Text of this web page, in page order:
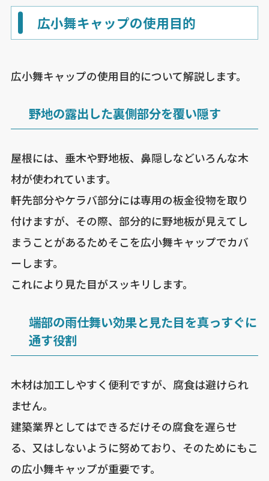
広小舞キャップの使用目的
広小舞キャップの使用目的について解説します。
野地の露出した裏側部分を覆い隠す
屋根には、垂木や野地板、鼻隠しなどいろんな木
材が使われています。
軒先部分やケラバ部分には専用の板金役物を取り
付けますが、その際、部分的に野地板が見えてし
まうことがあるためそこを広小舞キャップでカバ
ーします。
これにより見た目がスッキリします。
端部の雨仕舞い効果と見た目を真っすぐに
通す役割
木材は加工しやすく便利ですが、腐食は避けられ
ません。
建築業界としてはできるだけその腐食を遅らせ
る、又はしないように努めており、そのためにもこ
の広小舞キャップが重要です。